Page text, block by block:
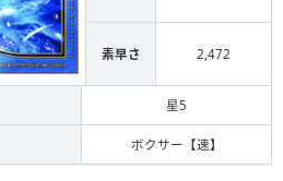
素早さ 2,472
星5
ボクサー【速】